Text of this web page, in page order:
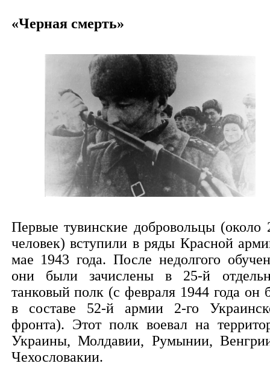
«Черная смерть»
Первые тувинские добровольцы (около
человек) вступили в ряды Красной
мае 1943 года. После недолгого
они были зачислены в 25-й
танковый полк (с февраля 1944 года он
в составе 52-й армии 2-го
фронта). Этот полк воевал на
Украины, Молдавии, Румынии,
Чехословакии.